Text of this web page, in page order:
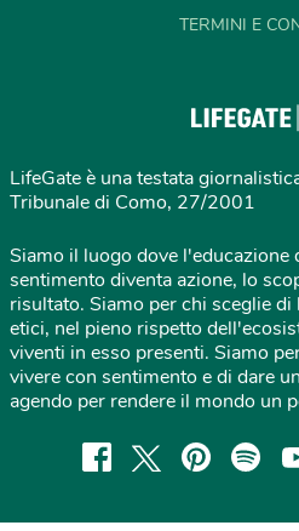
TERMINI E
LifeGate è una testata
Tribunale di Como, 27/2001
Siamo il luogo dove l'educazione
sentimento diventa azione, lo
risultato. Siamo per chi sceglie
etici, nel pieno rispetto
viventi in esso presenti. Siamo
vivere con sentimento e di dare
agendo per rendere il mondo un